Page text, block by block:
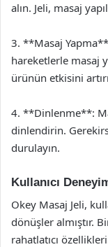
alın. Jeli, masaj
3. **Masaj
hareketlerle masaj
ürünün etkisini
4. **Dinlenme**:
dinlendirin.
durulayın.
Kullanıcı
Okey Masaj Jeli,
dönüşler almıştır.
rahatlatıcı